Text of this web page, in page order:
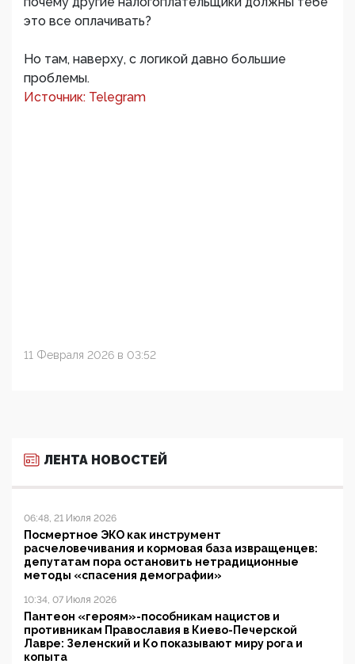
это все оплачивать?
Но там, наверху, с логикой давно большие
проблемы.
Источник: Telegram
11 Февраля 2026 в 03:52
ЛЕНТА НОВОСТЕЙ
06:48, 21 Июля 2026
Посмертное ЭКО как инструмент
расчеловечивания и кормовая база извращенцев:
депутатам пора остановить нетрадиционные
методы «спасения демографии»
10:34, 07 Июля 2026
Пантеон «героям»-пособникам нацистов и
противникам Православия в Киево-Печерской
Лавре: Зеленский и Ко показывают миру рога и
копыта